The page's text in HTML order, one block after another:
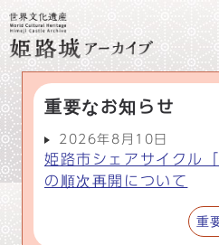
重要なお知らせ
2026年8月10日
姫路市シェアサイクル
の順次再開について
重